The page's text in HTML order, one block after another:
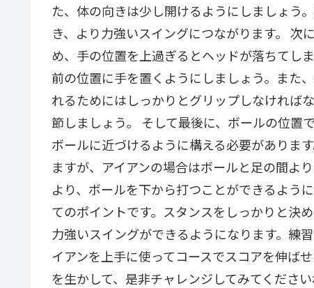
た、体の向きは少し開けるようにしましょう
き、より力強いスイングにつながります。 次
め、手の位置を上過ぎるとヘッドが落ちてし
前の位置に手を置くようにしましょう。また
れるためにはしっかりとグリップしなければ
節しましょう。 そして最後に、ボールの位置
ボールに近づけるように構える必要がありま
ますが、アイアンの場合はボールと足の間よ
より、ボールを下から打つことができるよう
てのポイントです。スタンスをしっかりと決
力強いスイングができるようになります。練
イアンを上手に使ってコースでスコアを伸ば
を生かして、是非チャレンジしてみてください